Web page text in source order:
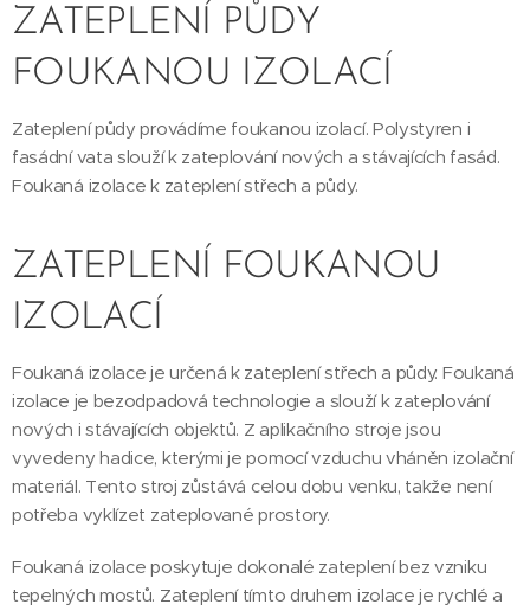
ZATEPLENÍ PŮDY
FOUKANOU IZOLACÍ
Zateplení půdy provádíme foukanou izolací. Polystyren i
fasádní vata slouží k zateplování nových a stávajících fasád.
Foukaná izolace k zateplení střech a půdy.
ZATEPLENÍ FOUKANOU
IZOLACÍ
Foukaná izolace je určená k zateplení střech a půdy. Foukaná
izolace je bezodpadová technologie a slouží k zateplování
nových i stávajících objektů. Z aplikačního stroje jsou
vyvedeny hadice, kterými je pomocí vzduchu vháněn izolační
materiál. Tento stroj zůstává celou dobu venku, takže není
potřeba vyklízet zateplované prostory.
Foukaná izolace poskytuje dokonalé zateplení bez vzniku
tepelných mostů. Zateplení tímto druhem izolace je rychlé a